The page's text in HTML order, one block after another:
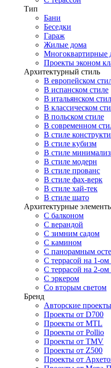
Тип
Бани
Беседки
Гараж
Жилые дома
Многоквартирные
Проекты эконом
Архитектурный стиль
В европейском
В испанском стиле
В итальянском
В классическом
В польском стиле
В современном
В стиле
В стиле кубизм
В стиле
В стиле модерн
В стиле прованс
В стиле фах-верк
В стиле хай-тек
В стиле шато
Архитектурные
С балконом
С верандой
С зимним садом
С камином
С панорамным
С террасой на 1-ом
С террасой на 2-ом
С эркером
Со вторым светом
Бренд
Авторские проекты
Проекты от D700
Проекты от MTL
Проекты от Pollio
Проекты от TMV
Проекты от Z500
Проекты от